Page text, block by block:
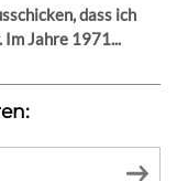
dass ich
Jahre 1971...